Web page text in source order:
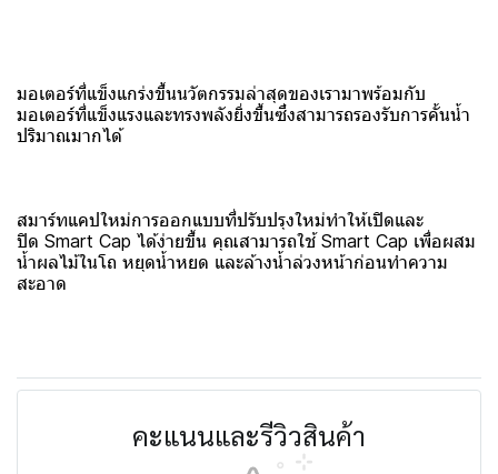
มอเตอร์ที่แข็งแกร่งขึ้นนวัตกรรมล่าสุดของเรามาพร้อมกับ
มอเตอร์ที่แข็งแรงและทรงพลังยิ่งขึ้นซึ่งสามารถรองรับการคั้นน้ำ
ปริมาณมากได้
สมาร์ทแคปใหม่การออกแบบที่ปรับปรุงใหม่ทำให้เปิดและ
ปิด Smart Cap ได้ง่ายขึ้น คุณสามารถใช้ Smart Cap เพื่อผสม
น้ำผลไม้ในโถ หยุดน้ำหยด และล้างน้ำล่วงหน้าก่อนทำความ
สะอาด
คะแนนและรีวิวสินค้า